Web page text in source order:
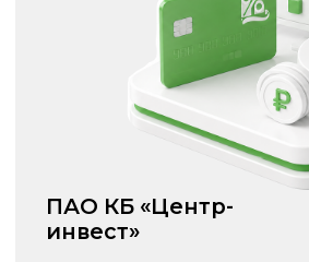
В результате работы студенты
сформировали базу из более чем
десяти эффективных кейсов
взаимодействия с моделями ChatGPT,
GigaChat и YandexGPT.
Разработанные сценарии
охватывают подготовку ответов
клиентам, анализ нормативных
документов, генерацию отчетных
процессы.
Практический итог мероприятия: